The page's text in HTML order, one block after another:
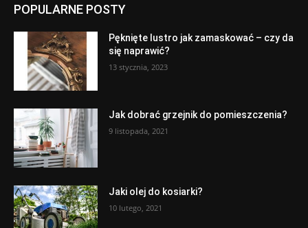
POPULARNE POSTY
Pęknięte lustro jak zamaskować – czy da
się naprawić?
13 stycznia, 2023
Jak dobrać grzejnik do pomieszczenia?
9 listopada, 2021
Jaki olej do kosiarki?
10 lutego, 2021